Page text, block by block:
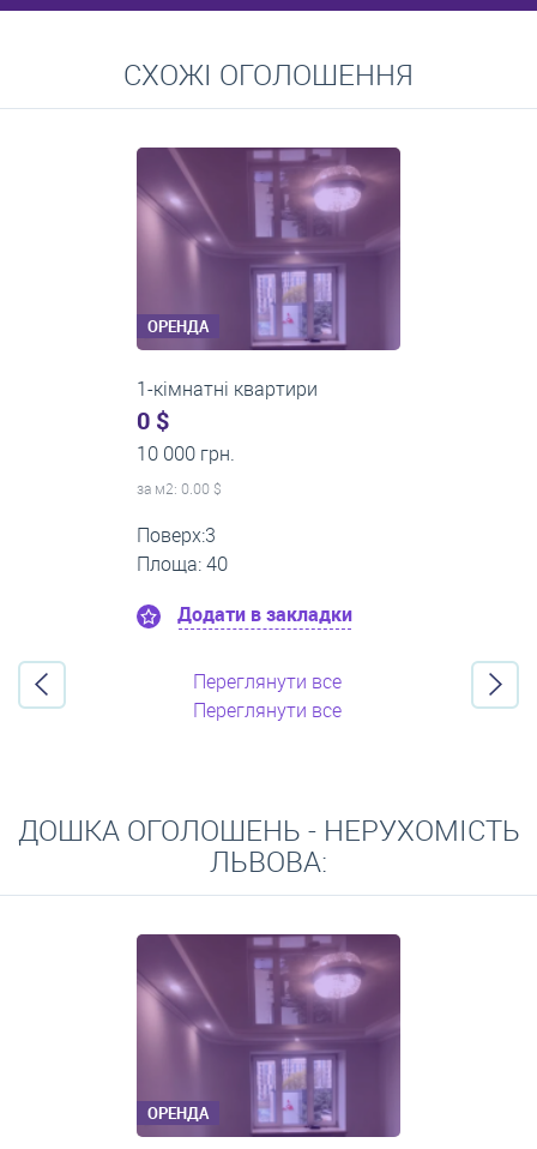
Середні ціни на довготривалу оренду квартир, особняків,
кімнат
СХОЖІ ОГОЛОШЕННЯ
ОРЕНДА
1-кімнатні квартири
0 $
11 200 грн.
за м2: 0.00 $
Поверх:1
Площа: 35
Додати в закладки
Переглянути все
Переглянути все
ДОШКА ОГОЛОШЕНЬ - НЕРУХОМІСТЬ
ЛЬВОВА:
ОРЕНДА